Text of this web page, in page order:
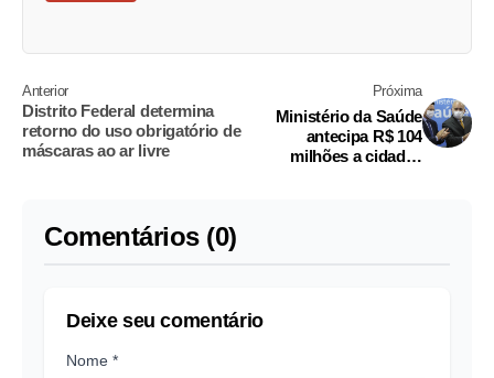
Anterior
Distrito Federal determina
retorno do uso obrigatório de
máscaras ao ar livre
Próxima
Ministério da Saúde
antecipa R$ 104
milhões a cidades
Comentários (0)
Deixe seu comentário
Nome *